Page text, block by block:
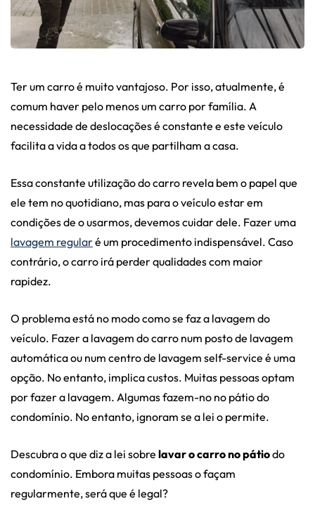
Ter um carro é muito vantajoso. Por isso, atualmente, é
comum haver pelo menos um carro por família. A
necessidade de deslocações é constante e este veículo
facilita a vida a todos os que partilham a casa.
Essa constante utilização do carro revela bem o papel que
ele tem no quotidiano, mas para o veículo estar em
condições de o usarmos, devemos cuidar dele. Fazer uma
lavagem regularé um procedimento indispensável. Caso
contrário, o carro irá perder qualidades com maior
rapidez.
O problema está no modo como se faz a lavagem do
veículo. Fazer a lavagem do carro num posto de lavagem
automática ou num centro de lavagem self-service é uma
opção. No entanto, implica custos. Muitas pessoas optam
por fazer a lavagem. Algumas fazem-no no pátio do
condomínio. No entanto, ignoram se a lei o permite.
Descubra o que diz a lei sobre lavar o carro no pátiodo
condomínio. Embora muitas pessoas o façam
regularmente, será que é legal?